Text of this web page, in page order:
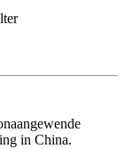
in China.